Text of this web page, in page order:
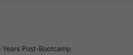
Years Post-Bootcamp